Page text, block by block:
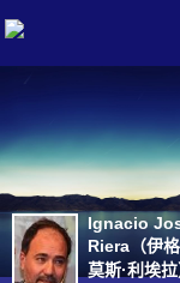
Ignacio
Riera（伊
莫斯·利埃拉